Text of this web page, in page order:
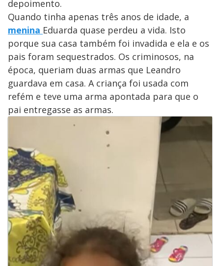
depoimento.
Quando tinha apenas três anos de idade, a
menina Eduarda quase perdeu a vida. Isto
porque sua casa também foi invadida e ela e os
pais foram sequestrados. Os criminosos, na
época, queriam duas armas que Leandro
guardava em casa. A criança foi usada com
refém e teve uma arma apontada para que o
pai entregasse as armas.